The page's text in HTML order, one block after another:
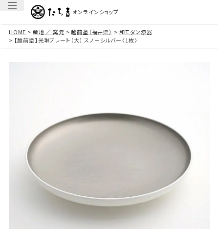
オンラインショップ
HOME 産地 ／ 窯元 越前塗（福井県）
和モダン漆器
【越前塗】光琳プレート（大） スノーシルバー〈1枚〉